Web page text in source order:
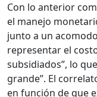
Con lo anterior
el manejo
junto a un
representar el
subsidiados”, lo
grande”. El
en función de que